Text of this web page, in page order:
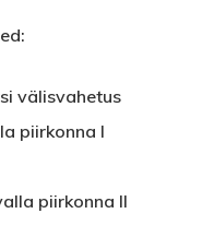
välisvahetus
piirkonna I
piirkonna II